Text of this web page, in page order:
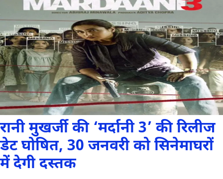
रानी मुखर्जी की ‘मर्दानी 3’ की रिलीज
डेट घोषित, 30 जनवरी को सिनेमाघरों
में देगी दस्तक